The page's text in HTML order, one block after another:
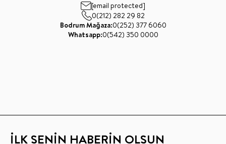
[email protected]
0(212) 282 29 82
Bodrum Mağaza:0(252) 377 6060
Whatsapp:0(542) 350 0000
İLK SENİN HABERİN OLSUN